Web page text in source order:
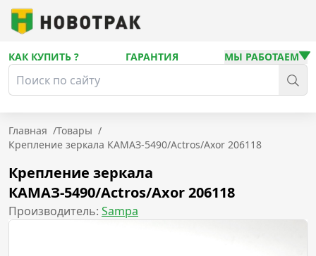
КАК КУПИТЬ ? ГАРАНТИЯ МЫ РАБОТАЕМ
Главная /Товары /
Крепление зеркала КАМАЗ-5490/Actros/Axor 206118
Крепление зеркала
КАМАЗ-5490/Actros/Axor 206118
Производитель: Sampa